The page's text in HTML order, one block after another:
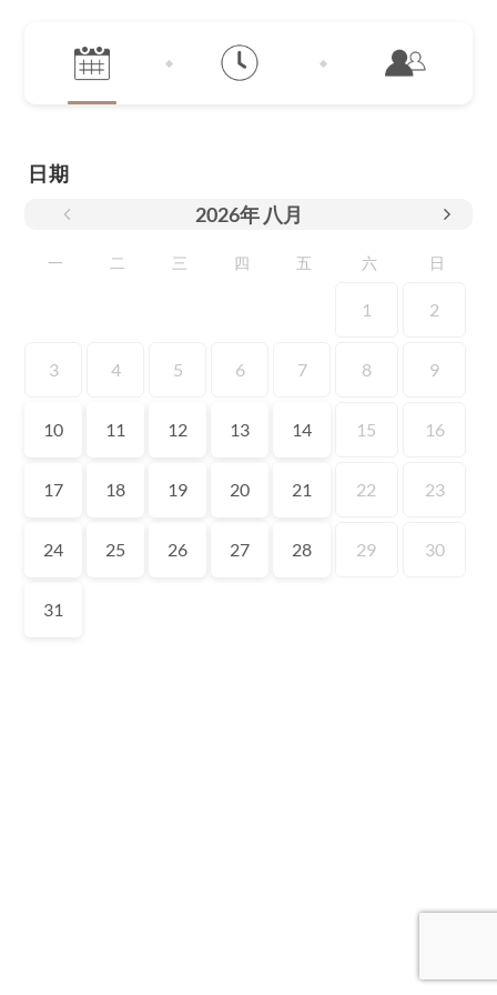
日期
2026年 八月
一 二 三 四 五 六 日
1 2
3 4 5 6 7 8 9
10 11 12 13 14 15 16
17 18 19 20 21 22 23
24 25 26 27 28 29 30
31